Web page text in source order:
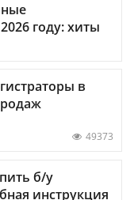
году: хиты
в
49373
б/у
инструкция